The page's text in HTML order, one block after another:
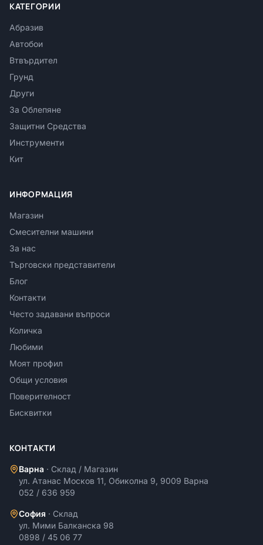
КАТЕГОРИИ
Абразив
Автобои
Втвърдител
Грунд
Други
За Облепяне
Защитни Средства
Инструменти
Кит
ИНФОРМАЦИЯ
Магазин
Смесителни машини
За нас
Търговски представители
Блог
Контакти
Често задавани въпроси
Количка
Любими
Моят профил
Общи условия
Поверителност
Бисквитки
КОНТАКТИ
Варна · Склад / Магазин
ул. Атанас Москов 11, Обиколна 9, 9009 Варна
052 / 636 959
София · Склад
ул. Мими Балканска 98
0898 / 45 06 77